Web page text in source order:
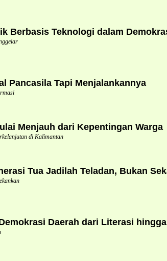
Berbasis Teknologi dalam
Pancasila Tapi Menjalankannya
Menjauh dari Kepentingan Warga
di Kalimantan
Tua Jadilah Teladan, Bukan
Daerah dari Literasi